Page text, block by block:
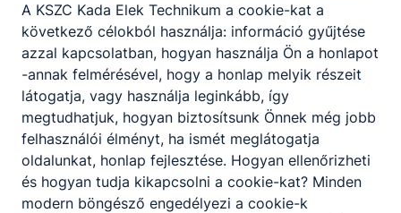
Partnereink
A KSZC Kada Elek Technikum a cookie-kat a
következő célokból használja: információ gyűjtése
azzal kapcsolatban, hogyan használja Ön a honlapot
-annak felmérésével, hogy a honlap melyik részeit
látogatja, vagy használja leginkább, így
megtudhatjuk, hogyan biztosítsunk Önnek még jobb
felhasználói élményt, ha ismét meglátogatja
oldalunkat, honlap fejlesztése. Hogyan ellenőrizheti
és hogyan tudja kikapcsolni a cookie-kat? Minden
modern böngésző engedélyezi a cookie-k